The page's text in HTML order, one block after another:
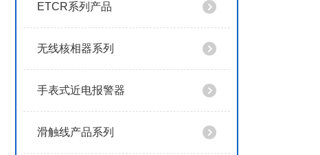
ETCR系列产品
无线核相器系列
手表式近电报警器
滑触线产品系列